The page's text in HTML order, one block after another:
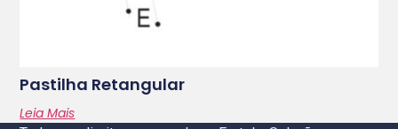
Pastilha Retangular
Leia Mais